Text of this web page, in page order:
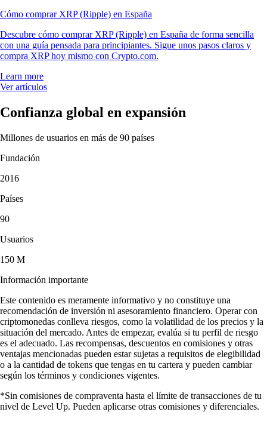
Cómo comprar XRP (Ripple) en España
Descubre cómo comprar XRP (Ripple) en España de forma sencilla
con una guía pensada para principiantes. Sigue unos pasos claros y
compra XRP hoy mismo con Crypto.com.
Learn more
Ver artículos
Confianza global en expansión
Millones de usuarios en más de 90 países
Fundación
2016
Países
90
Usuarios
150 M
Información importante
Este contenido es meramente informativo y no constituye una
recomendación de inversión ni asesoramiento financiero. Operar con
criptomonedas conlleva riesgos, como la volatilidad de los precios y la
situación del mercado. Antes de empezar, evalúa si tu perfil de riesgo
es el adecuado. Las recompensas, descuentos en comisiones y otras
ventajas mencionadas pueden estar sujetas a requisitos de elegibilidad
o a la cantidad de tokens que tengas en tu cartera y pueden cambiar
según los términos y condiciones vigentes.
*Sin comisiones de compraventa hasta el límite de transacciones de tu
nivel de Level Up. Pueden aplicarse otras comisiones y diferenciales.